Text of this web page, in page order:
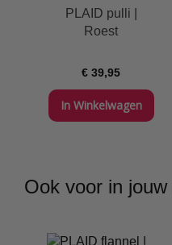
PLAID pulli |
Roest
€ 39,95
In Winkelwagen
Ook voor in